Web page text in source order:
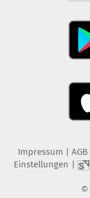
Impressum | AGB
Einstellungen |
©